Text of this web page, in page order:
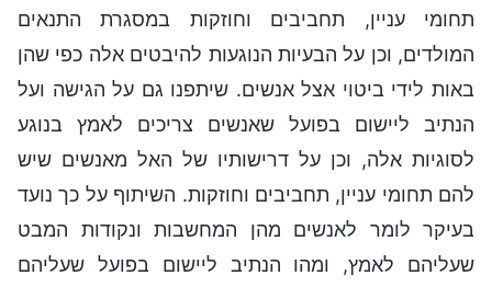
תחומי עניין, תחביבים וחוזקות במסגרת התנאים
המולדים, וכן על הבעיות הנוגעות להיבטים אלה כפי שהן
באות לידי ביטוי אצל אנשים. שיתפנו גם על הגישה ועל
הנתיב ליישום בפועל שאנשים צריכים לאמץ בנוגע
לסוגיות אלה, וכן על דרישותיו של האל מאנשים שיש
להם תחומי עניין, תחביבים וחוזקות. השיתוף על כך נועד
בעיקר לומר לאנשים מהן המחשבות ונקודות המבט
שעליהם לאמץ, ומהו הנתיב ליישום בפועל שעליהם